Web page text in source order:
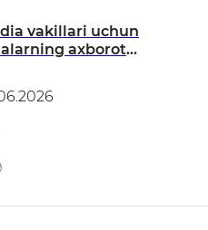
vakillari uchun
axborot